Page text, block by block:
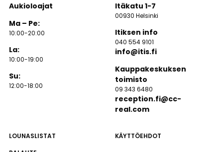
LOUNASLISTAT
KÄYTTÖEHDOT
Aukioloajat
Ma – Pe:
10:00-20:00
La:
10:00-19:00
Su:
12:00-18:00
Itäkatu 1-7
00930 Helsinki
Itiksen info
040 554 9101
info@itis.fi
Kauppakeskuksen
toimisto
09 343 6480
reception.fi@cc-
real.com